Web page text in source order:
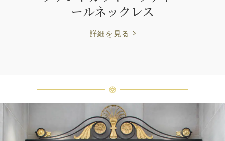
ールネックレス
詳細を見る